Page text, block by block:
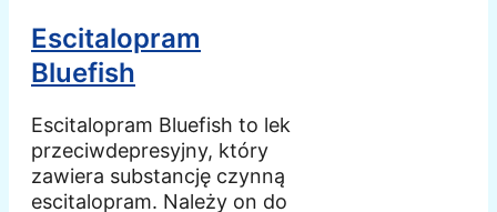
Escitalopram
Bluefish
Escitalopram Bluefish to lek
przeciwdepresyjny, który
zawiera substancję czynną
escitalopram. Należy on do